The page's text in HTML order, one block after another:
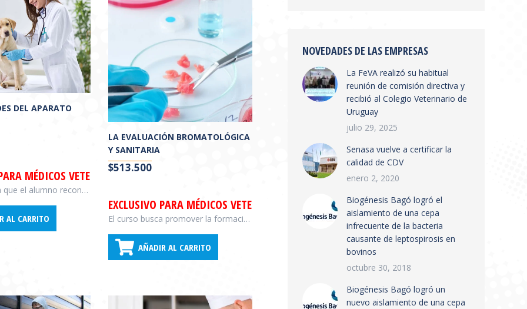
DEL APARATO
MÉDICOS VETERINARIOS
El curso busca que el alumno reconozca los signos y síntomas clínicos asociados al tracto urinario superior e inferior; seleccione e interprete los diagnósticos complementarios que permitan llegar a un mejor diagnóstico; reconozca y aplique el tratamiento teniendo en cuenta las necesidades de cada paciente; y aprenda a seleccionar información válida que le permita actualizarse diariamente de manera autónoma.
AL CARRITO
LA EVALUACIÓN BROMATOLÓGICA
Y SANITARIA
$513.500
EXCLUSIVO PARA MÉDICOS VETERINARIOS
El curso busca promover la formación de los profesionales en las metodologías de la inspección y auditoría de las actividades alimentarias y de los alimentos en particular; propiciar la integración de conceptos y criterios unificados en relación a los prerrequisitos del Análisis de Peligros y Puntos Críticos de Control (APPCC) con relación a su evaluación y control; y fomentar la actitud, las habilidades y las destrezas necesarias para llevar adelante las auditorías sanitarias y bromatológicas.
AÑADIR AL CARRITO
NOVEDADES DE LAS EMPRESAS
La FeVA realizó su habitual
reunión de comisión directiva y
recibió al Colegio Veterinario de
Uruguay
julio 29, 2025
Senasa vuelve a certificar la
calidad de CDV
enero 2, 2020
Biogénesis Bagó logró el
aislamiento de una cepa
infrecuente de la bacteria
causante de leptospirosis en
bovinos
octubre 30, 2018
Biogénesis Bagó logró un
nuevo aislamiento de una cepa